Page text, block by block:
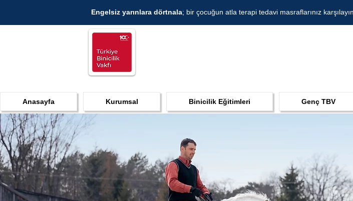
Engelsiz yarınlara dörtnala; bir çocuğun atla terapi tedavi masraflarınız
Anasayfa Kurumsal Binicilik Eğitimleri Genç TBV